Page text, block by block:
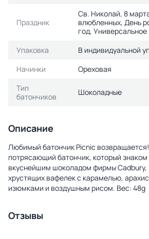
Праздник
Св. Николай, 8
влюбленных, День
год, Универсальное
Упаковка
В индивидуальной
Начинки
Ореховая
Тип
батончиков
Шоколадные
Описание
Любимый батончик Picnic возвращается!
потрясающий батончик, который
вкуснейшим шоколадом фирмы Cadbury,
хрустящих вафелек с карамелью,
изюмками и воздушным рисом. Вес: 48g
Отзывы